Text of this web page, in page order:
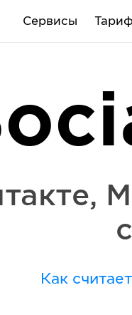
Сервисы
,
Как